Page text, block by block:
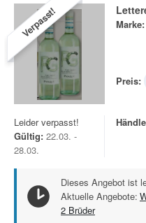
Verpasst! Marke:
Preis:
Leider verpasst!
Gültig: 22.03. -
28.03.
Dieses Angebot ist
Aktuelle Angebote:
2 Brüder